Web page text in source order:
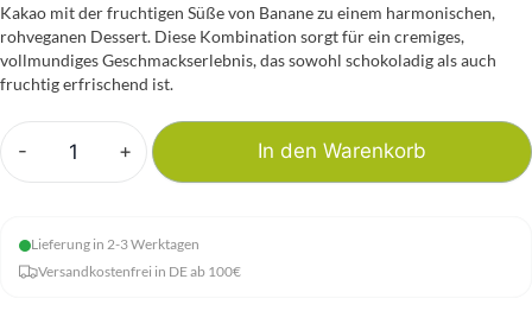
Kakao mit der fruchtigen Süße von Banane zu einem harmonischen,
rohveganen Dessert. Diese Kombination sorgt für ein cremiges,
vollmundiges Geschmackserlebnis, das sowohl schokoladig als auch
fruchtig erfrischend ist.
-
Raw
Banana
Chocolate
+ In den Warenkorb
Lieferung in 2-3 Werktagen
Versandkostenfrei in DE ab 100€